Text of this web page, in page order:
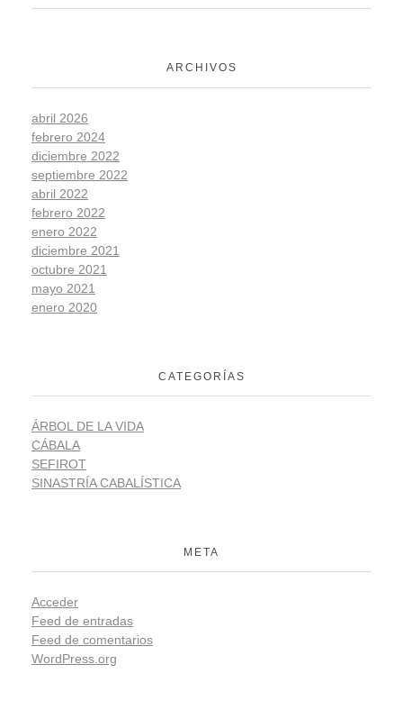
ARCHIVOS
abril 2026
febrero 2024
diciembre 2022
septiembre 2022
abril 2022
febrero 2022
enero 2022
diciembre 2021
octubre 2021
mayo 2021
enero 2020
CATEGORÍAS
ÁRBOL DE LA VIDA
CÁBALA
SEFIROT
SINASTRÍA CABALÍSTICA
META
Acceder
Feed de entradas
Feed de comentarios
WordPress.org